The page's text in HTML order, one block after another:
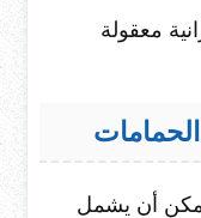
معقولة
أن يشمل